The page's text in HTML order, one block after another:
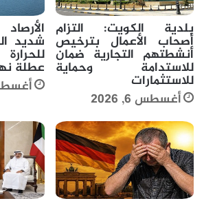
بلدية الكويت: التزام
أصحاب الأعمال بترخيص
أنشطتهم التجارية ضمان
للاستدامة وحماية
للاستثمارات
أغسطس 6, 2026
شديد
عطلة
أغسطس 6,